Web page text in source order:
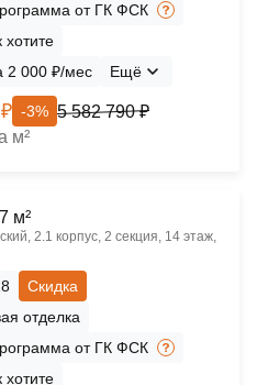
от ГК ФСК
хотите
2 000 ₽/мес
Ещё
-3% 5 582 790 ₽
м²
м²
2.1 корпус, 2 секция, 14 этаж,
Скидка
отделка
от ГК ФСК
хотите